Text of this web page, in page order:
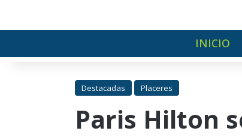
INICIO
Destacadas Placeres
Paris Hilton